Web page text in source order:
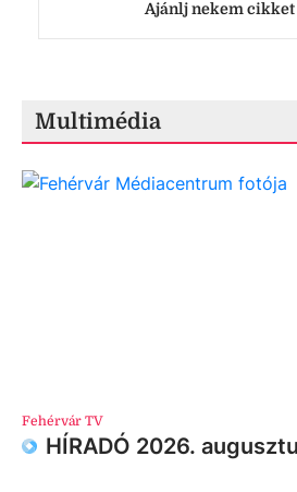
Ajánlj nekem cikket
Multimédia
Fehérvár TV
HÍRADÓ 2026.